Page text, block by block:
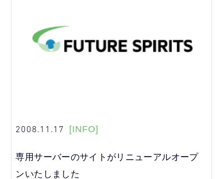
2008.11.17 [INFO]
専用サーバーのサイトがリニューアルオープ
ンいたしました